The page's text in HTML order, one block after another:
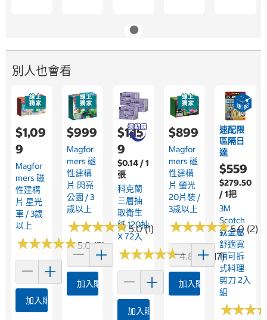
別人也會看
$1,09
9
Magfor
Mers 磁
性建構
片 星光
車 / 3歲
以上
★★★★★
★★★★★5.0 (2)
加入購物車
$999
Magfor
Mers 磁
性建構
片 閃亮
公園 / 3
歲以上
★★★★★
★★★★★5.0 (1)
加入購物車
$1,15
9
$0.14 / 1
張
科克蘭
三層抽
取衛生
紙 120抽
X 72入
★★★★★
★★★★★4.8 (15817)
加入購物車
$899
Magfor
Mers 磁
性建構
片 螢光
20片裝 /
3歲以上
★★★★★
★★★★★5.0 (2)
加入購物車
速配限
區隔日
達
$559
$279.50
/ 1把
3M
Scotch
鈦金屬
舒適寬
柄可拆
式料理
剪刀 2入
組
★★★
★★★